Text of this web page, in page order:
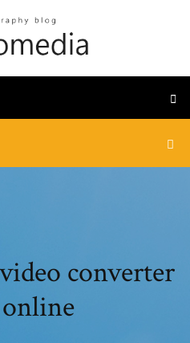
converter